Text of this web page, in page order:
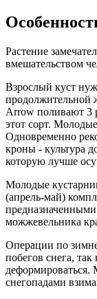
Растение
вмешательством
Взрослый куст
продолжительной
Arrow поливают 3
этот сорт.
Одновременно
кроны - культура
которую лучше
Молодые
(апрель-май)
можжевельника
Операции по
побегов снега,
снегопадами